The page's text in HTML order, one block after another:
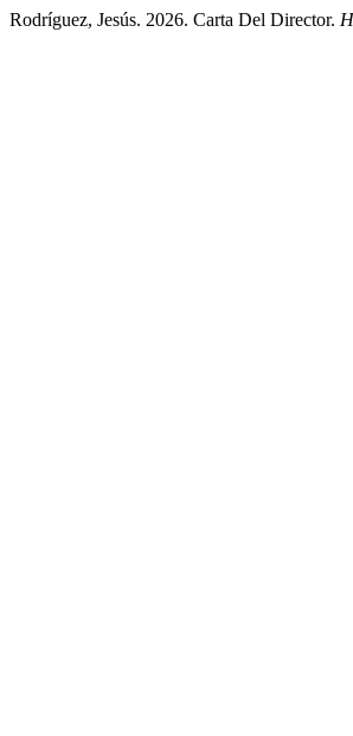
Rodríguez, Jesús. 2026. Carta Del Director.